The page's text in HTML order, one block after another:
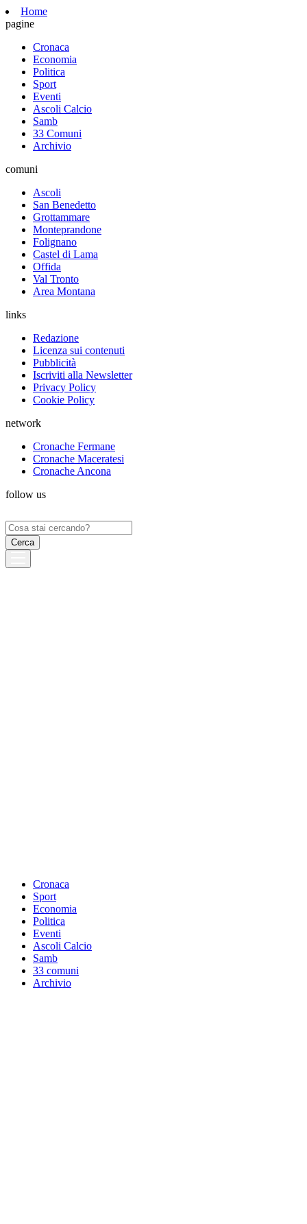
Home
pagine
Cronaca
Economia
Politica
Sport
Eventi
Ascoli Calcio
Samb
33 Comuni
Archivio
comuni
Ascoli
San Benedetto
Grottammare
Monteprandone
Folignano
Castel di Lama
Offida
Val Tronto
Area Montana
links
Redazione
Licenza sui contenuti
Pubblicità
Iscriviti alla Newsletter
Privacy Policy
Cookie Policy
network
Cronache Fermane
Cronache Maceratesi
Cronache Ancona
follow us
Ricerca
per:
Cronaca
Sport
Economia
Politica
Eventi
Ascoli Calcio
Samb
33 comuni
Archivio